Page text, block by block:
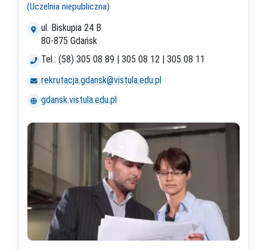
(Uczelnia niepubliczna)
ul. Biskupia 24 B
80-875 Gdańsk
Tel.: (58) 305 08 89 | 305 08 12 | 305 08 11
rekrutacja.gdansk@vistula.edu.pl
gdansk.vistula.edu.pl